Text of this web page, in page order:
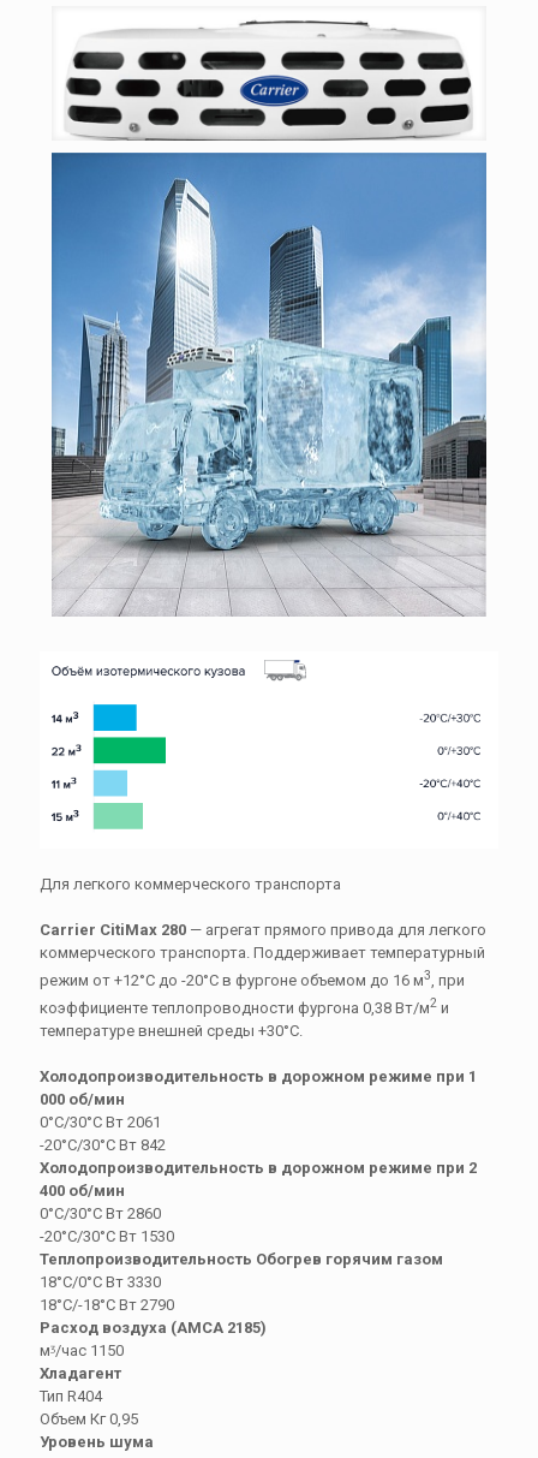
Для легкого коммерческого транспорта
Carrier CitiMax 280 — агрегат прямого привода для легкого
коммерческого транспорта. Поддерживает температурный
режим от +12°С до -20°С в фургоне объемом до 16 м3 , при
коэффициенте теплопроводности фургона 0,38 Вт/м2 и
температуре внешней среды +30°С.
Холодопроизводительность в дорожном режиме при 1
000 об/мин
0°С/30°C Вт 2061
-20°C/30°C Вт 842
Холодопроизводительность в дорожном режиме при 2
400 об/мин
0°С/30°C Вт 2860
-20°C/30°C Вт 1530
Теплопроизводительность Обогрев горячим газом
18°С/0°С Вт 3330
18°С/-18°С Вт 2790
Расход воздуха (АМСА 2185)
мᶾ/час 1150
Хладагент
Тип R404
Объем Кг 0,95
Уровень шума